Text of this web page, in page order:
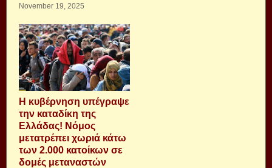
November 19, 2025
Η κυβέρνηση υπέγραψε
την καταδίκη της
Ελλάδας! Νόμος
μετατρέπει χωριά κάτω
των 2.000 κατοίκων σε
δομές μεταναστών